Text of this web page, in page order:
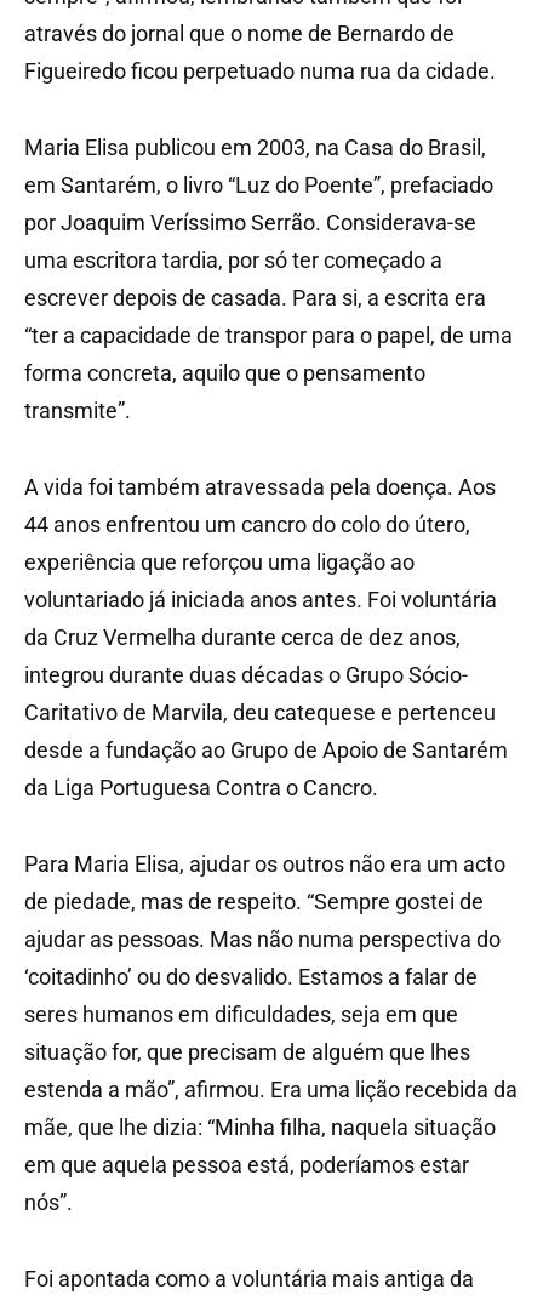
através do jornal que o nome de Bernardo de
Figueiredo ficou perpetuado numa rua da cidade.
Maria Elisa publicou em 2003, na Casa do Brasil,
em Santarém, o livro “Luz do Poente”, prefaciado
por Joaquim Veríssimo Serrão. Considerava-se
uma escritora tardia, por só ter começado a
escrever depois de casada. Para si, a escrita era
“ter a capacidade de transpor para o papel, de uma
forma concreta, aquilo que o pensamento
transmite”.
A vida foi também atravessada pela doença. Aos
44 anos enfrentou um cancro do colo do útero,
experiência que reforçou uma ligação ao
voluntariado já iniciada anos antes. Foi voluntária
da Cruz Vermelha durante cerca de dez anos,
integrou durante duas décadas o Grupo Sócio-
Caritativo de Marvila, deu catequese e pertenceu
desde a fundação ao Grupo de Apoio de Santarém
da Liga Portuguesa Contra o Cancro.
Para Maria Elisa, ajudar os outros não era um acto
de piedade, mas de respeito. “Sempre gostei de
ajudar as pessoas. Mas não numa perspectiva do
‘coitadinho’ ou do desvalido. Estamos a falar de
seres humanos em dificuldades, seja em que
situação for, que precisam de alguém que lhes
estenda a mão”, afirmou. Era uma lição recebida da
mãe, que lhe dizia: “Minha filha, naquela situação
em que aquela pessoa está, poderíamos estar
nós”.
Foi apontada como a voluntária mais antiga da